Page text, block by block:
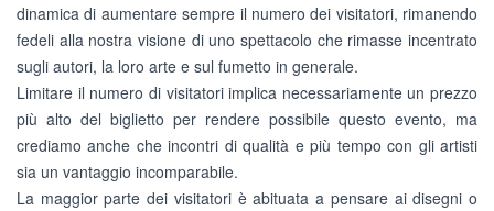
dinamica di aumentare sempre il numero dei visitatori, rimanendo
fedeli alla nostra visione di uno spettacolo che rimasse incentrato
sugli autori, la loro arte e sul fumetto in generale.
Limitare il numero di visitatori implica necessariamente un prezzo
più alto del biglietto per rendere possibile questo evento, ma
crediamo anche che incontri di qualità e più tempo con gli artisti
sia un vantaggio incomparabile.
La maggior parte dei visitatori è abituata a pensare ai disegni o